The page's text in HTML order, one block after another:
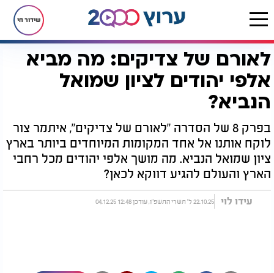
שידור חי
דף הבית יהדות ערוץ 2000 סדרות הדיגיטל של ערוץ 2000
לאורם של צדיקים
לאורם של צדיקים: מה מביא
אלפי יהודים לציון שמואל
הנביא?
בפרק 8 של הסדרה "לאורם של צדיקים", איתמר צור
לוקח אותנו אל אחד המקומות המיוחדים ביותר בארץ
ציון שמואל הנביא. מה מושך אלפי יהודים מכל רחבי
הארץ והעולם להגיע דווקא לכאן?
עידו לוי 22.10.25 ל' תשרי התשפ"ו, עודכן 12:48 04.12.25